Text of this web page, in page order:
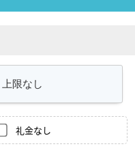
礼金なし